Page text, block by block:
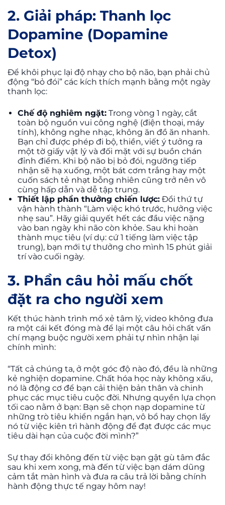
2. Giải pháp: Thanh lọc
Dopamine (Dopamine
Detox)
Để khôi phục lại độ nhạy cho bộ não, bạn phải chủ
động “bỏ đói” các kích thích mạnh bằng một ngày
thanh lọc:
Chế độ nghiêm ngặt: Trong vòng 1 ngày, cắt
toàn bộ nguồn vui công nghệ (điện thoại, máy
tính), không nghe nhạc, không ăn đồ ăn nhanh.
Bạn chỉ được phép đi bộ, thiền, viết ý tưởng ra
một tờ giấy vật lý và đối mặt với sự buồn chán
đỉnh điểm. Khi bộ não bị bỏ đói, ngưỡng tiếp
nhận sẽ hạ xuống, một bát cơm trắng hay một
cuốn sách tẻ nhạt bỗng nhiên cũng trở nên vô
cùng hấp dẫn và dễ tập trung.
Thiết lập phần thưởng chiến lược: Đổi thứ tự
vận hành thành “Làm việc khó trước, hưởng việc
nhẹ sau”. Hãy giải quyết hết các đầu việc nặng
vào ban ngày khi não còn khỏe. Sau khi hoàn
thành mục tiêu (ví dụ: cứ 1 tiếng làm việc tập
trung), bạn mới tự thưởng cho mình 15 phút giải
trí vào cuối ngày.
3. Phần câu hỏi mấu chốt
đặt ra cho người xem
Kết thúc hành trình mổ xẻ tâm lý, video không đưa
ra một cái kết đóng mà để lại một câu hỏi chất vấn
chí mạng buộc người xem phải tự nhìn nhận lại
chính mình:
“Tất cả chúng ta, ở một góc độ nào đó, đều là những
kẻ nghiện dopamine. Chất hóa học này không xấu,
nó là động cơ để bạn cải thiện bản thân và chinh
phục các mục tiêu cuộc đời. Nhưng quyền lựa chọn
tối cao nằm ở bạn: Bạn sẽ chọn nạp dopamine từ
những trò tiêu khiển ngắn hạn, vô bổ hay chọn lấy
nó từ việc kiên trì hành động để đạt được các mục
tiêu dài hạn của cuộc đời mình?”
Sự thay đổi không đến từ việc bạn gật gù tâm đắc
sau khi xem xong, mà đến từ việc bạn dám dũng
cảm tắt màn hình và đưa ra câu trả lời bằng chính
hành động thực tế ngay hôm nay!